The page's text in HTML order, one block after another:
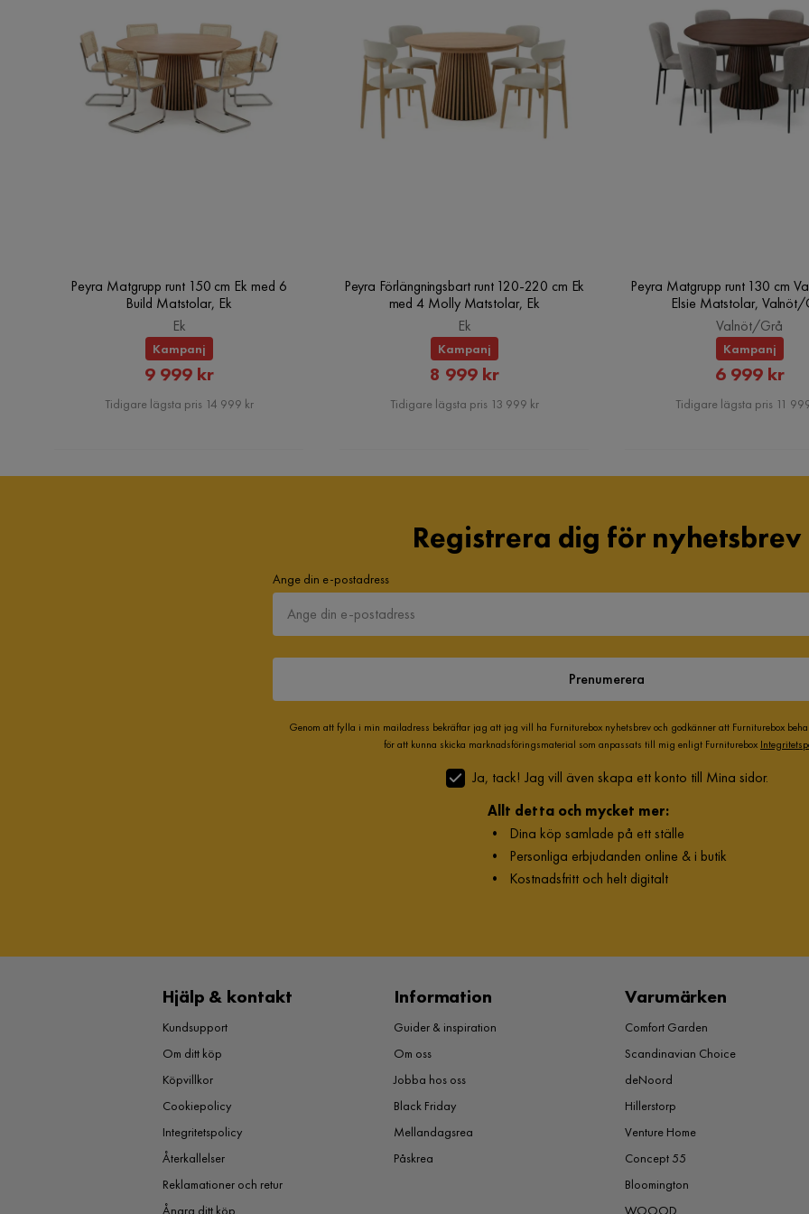
Peyra Matgrupp runt 150 cm Ek med 6
Build Matstolar, Ek
Ek
Kampanj
Rabatterat
Pris
9 999 kr
Tidigare lägsta pris 14 999 kr
Peyra Förlängningsbart runt 120-220 cm Ek
med 4 Molly Matstolar, Ek
Ek
Kampanj
Rabatterat
Pris
8 999 kr
Tidigare lägsta pris 13 999 kr
Peyra Matgrupp runt 130 cm
Elsie Matstolar, Valnöt/
Valnöt/Grå
Kampanj
Pris
6 999 kr
Tidigare lägsta pris 11
Registrera dig för nyhetsbrev
Ange din e-postadress
Prenumerera
Genom att fylla i min mailadress bekräftar jag att jag vill ha Furniturebox nyhetsbrev och godkänner att Furniturebox
för att kunna skicka marknadsföringsmaterial som anpassats till mig enligt Furniturebox
Ja, tack! Jag vill även skapa ett konto till Mina sidor.
Allt detta och mycket mer:
• Dina köp samlade på ett ställe
• Personliga erbjudanden online & i butik
• Kostnadsfritt och helt digitalt
Hjälp & kontakt
Kundsupport
Om ditt köp
Köpvillkor
Cookiepolicy
Integritetspolicy
Återkallelser
Reklamationer och retur
Ångra ditt köp
Information
Guider & inspiration
Om oss
Jobba hos oss
Black Friday
Mellandagsrea
Påskrea
Varumärken
Comfort Garden
Scandinavian Choice
deNoord
Hillerstorp
Venture Home
Concept 55
Bloomington
WOOOD